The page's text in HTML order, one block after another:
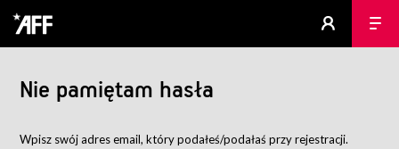
Nie pamiętam hasła
Wpisz swój adres email, który podałeś/podałaś przy rejestracji.